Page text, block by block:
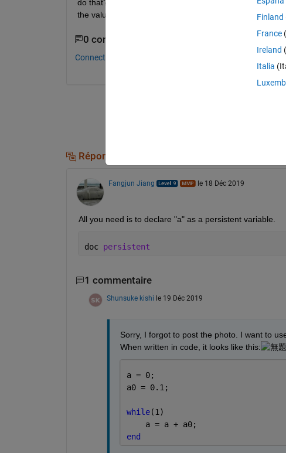
do that? Here is a simple block. Specifically, a wants to
the value from "calculate" in the subsequent steps.
0 commentaires
Connectez-vous pour commenter.
Réponses (2)
Fangjun Jiang le 18 Déc 2019
All you need is to declare "a" as a persistent variable.
doc persistent
1 commentaire
Shunsuke kishi le 19 Déc 2019
Sorry, I forgot to post the photo. I want to
When written in code, it looks like this:
a = 0;
a0 = 0.1;
while(1)
    a = a + a0;
end
Finland
France
Ireland
Italia